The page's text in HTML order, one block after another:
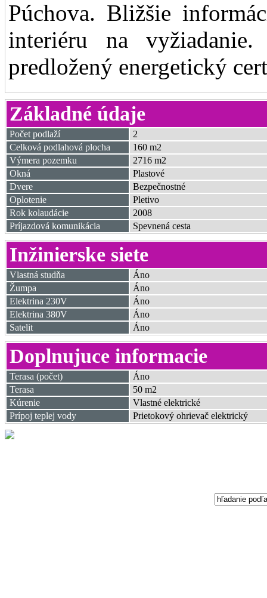
Púchova. Bližšie
interiéru na
predložený energetický
Základné údaje
Počet podlaží
2
Celková podlahová plocha
160 m2
Výmera pozemku
2716 m2
Okná
Plastové
Dvere
Bezpečnostné
Oplotenie
Pletivo
Rok kolaudácie
2008
Príjazdová komunikácia
Spevnená cesta
Inžinierske siete
Vlastná studňa
Áno
Žumpa
Áno
Elektrina 230V
Áno
Elektrina 380V
Áno
Satelit
Áno
Doplnujuce informacie
Terasa (počet)
Áno
Terasa
50 m2
Kúrenie
Vlastné elektrické
Prípoj teplej vody
Prietokový ohrievač elektrický